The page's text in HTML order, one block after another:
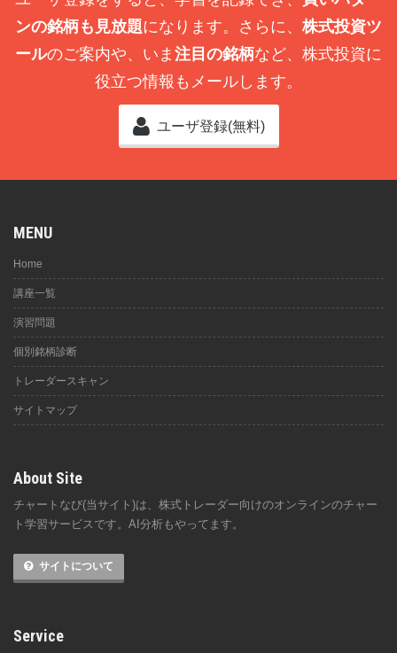
ンの銘柄も見放題になります。さらに、 株式投資ツ
ールのご案内や、いま 注目の銘柄など、株式投資に
役立つ情報もメールします。
ユーザ登録(無料)
MENU
Home
講座一覧
演習問題
個別銘柄診断
トレーダースキャン
サイトマップ
About Site
チャートなび(当サイト)は、株式トレーダー向けのオンラインのチャー
ト学習サービスです。AI分析もやってます。
サイトについて
Service